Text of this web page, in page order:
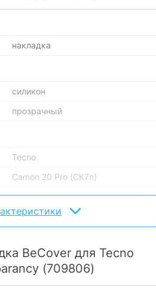
накладка
силикон
прозрачный
Tecno
Camon 20 Pro (CK7n)
изменяться производителем
BeCover для Tecno
(709806)